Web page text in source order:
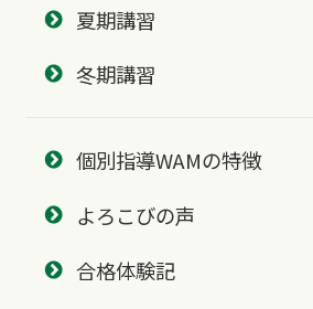
夏期講習
冬期講習
個別指導WAMの特徴
よろこびの声
合格体験記